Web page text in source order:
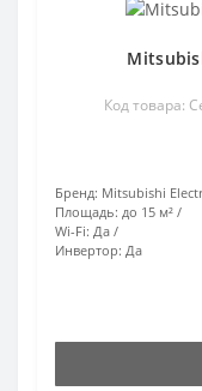
Код товара:
Бренд: Mitsubishi
Площадь: до 15 м²
Wi-Fi: Да
Инвертор: Да